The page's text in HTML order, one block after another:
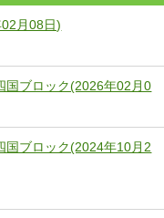
月08日)
ブロック(2026年02月0
ブロック(2024年10月2